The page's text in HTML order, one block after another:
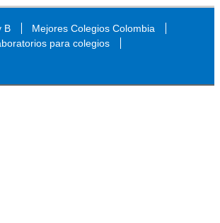
B
Mejores Colegios Colombia
para colegios